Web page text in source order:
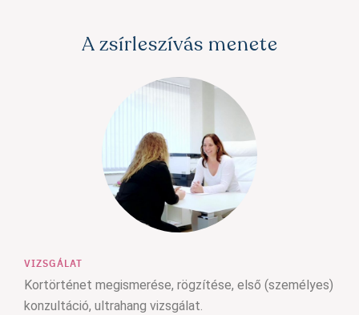
A zsírleszívás menete
VIZSGÁLAT
Kortörténet megismerése, rögzítése, első (személyes)
konzultáció, ultrahang vizsgálat.